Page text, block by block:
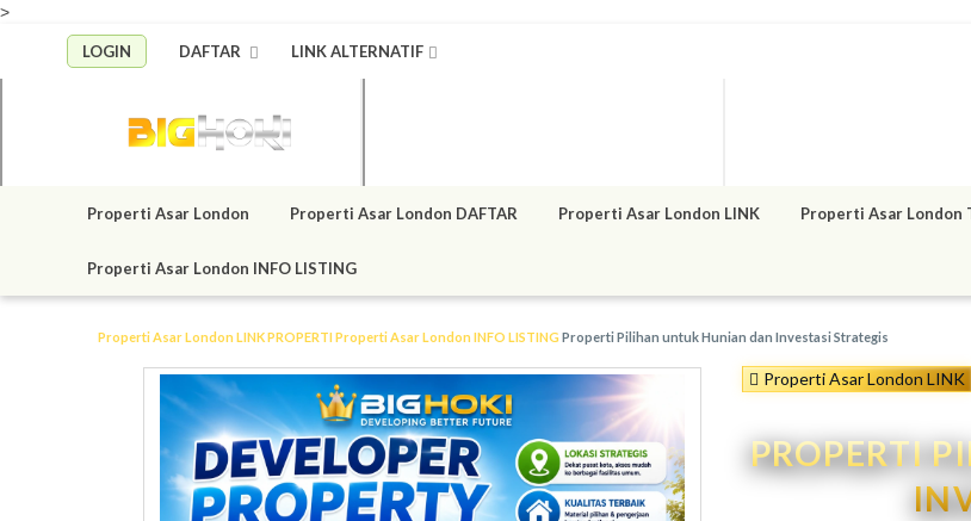
>
LOGIN DAFTAR LINK ALTERNATIF
Properti Asar London Properti Asar London DAFTAR Properti Asar London LINK Properti Asar London
Properti Asar London INFO LISTING
Properti Asar London LINKPROPERTI Properti Asar London INFO LISTING Properti Pilihan untuk Hunian dan Investasi Strategis
Properti Asar London LINK
PROPERTI